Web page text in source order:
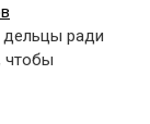
дельцы ради
чтобы